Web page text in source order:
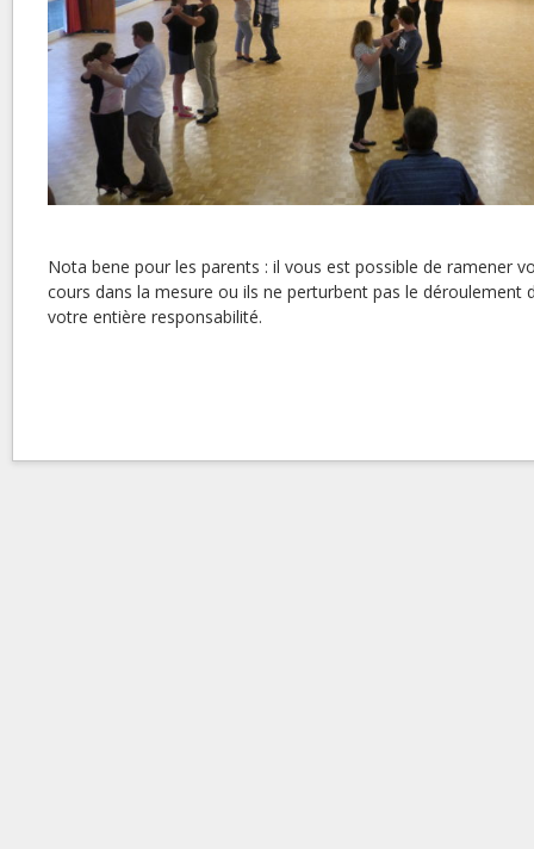
Nota bene pour les parents : il vous est possible de ramener
cours dans la mesure ou ils ne perturbent pas le déroulement
votre entière responsabilité.